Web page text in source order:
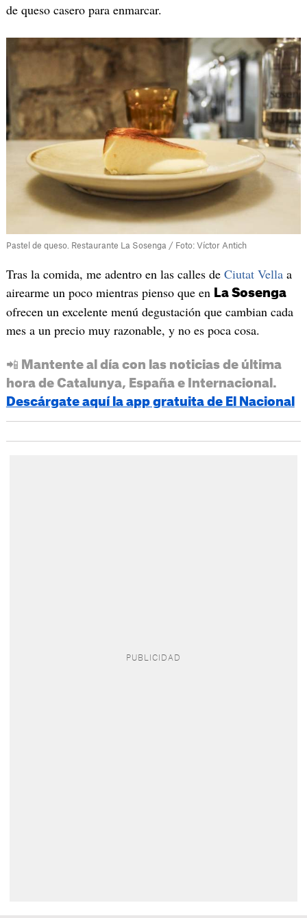
de queso casero para enmarcar.
Pastel de queso. Restaurante La Sosenga / Foto: Víctor Antich
Tras la comida, me adentro en las calles de Ciutat Vellaa
airearme un poco mientras pienso que en La Sosenga
ofrecen un excelente menú degustación que cambian cada
mes a un precio muy razonable, y no es poca cosa.
📲 Mantente al día con las noticias de última
hora de Catalunya, España e Internacional.
Descárgate aquí la app gratuita de El Nacional